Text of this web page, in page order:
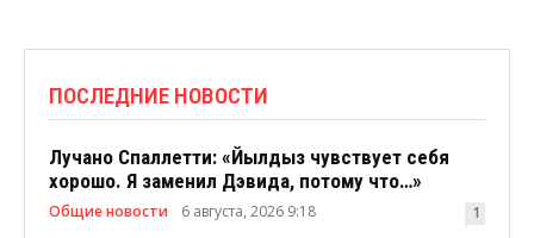
ПОСЛЕДНИЕ НОВОСТИ
Лучано Спаллетти: «Йылдыз чувствует себя
хорошо. Я заменил Дэвида, потому что…»
Общие новости 6 августа, 2026 9:18 1